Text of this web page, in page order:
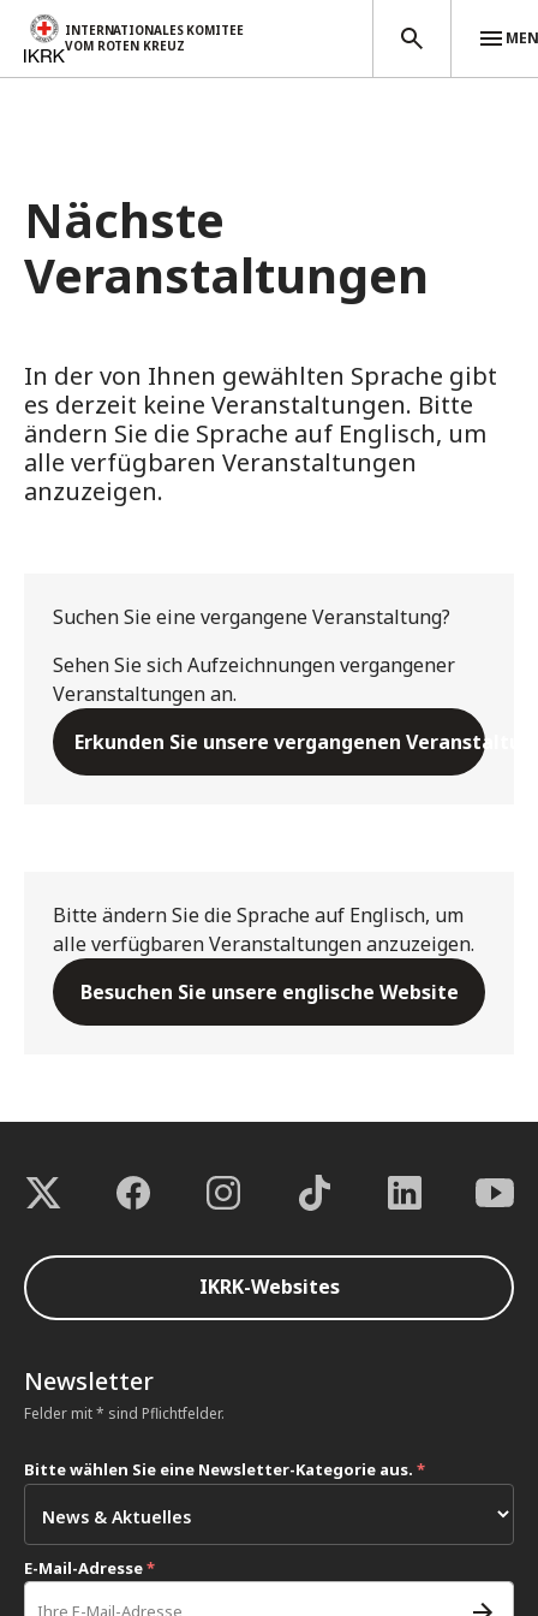
INTERNATIONALES KOMITEE
VOM ROTEN KREUZ
Nächste
Veranstaltungen
In der von Ihnen gewählten Sprache gibt
es derzeit keine Veranstaltungen. Bitte
ändern Sie die Sprache auf Englisch, um
alle verfügbaren Veranstaltungen
anzuzeigen.
Suchen Sie eine vergangene Veranstaltung?
Sehen Sie sich Aufzeichnungen vergangener
Veranstaltungen an.
Erkunden Sie unsere vergangenen
Bitte ändern Sie die Sprache auf Englisch, um
alle verfügbaren Veranstaltungen anzuzeigen.
Besuchen Sie unsere englische Website
IKRK-Websites
Newsletter
Felder mit * sind Pflichtfelder.
Bitte wählen Sie eine Newsletter-Kategorie aus. *
E-Mail-Adresse*